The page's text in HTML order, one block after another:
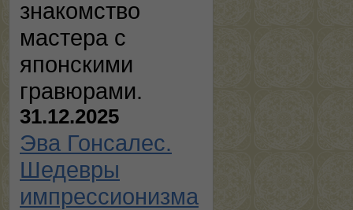
знакомство
мастера с
японскими
гравюрами.
31.12.2025
Эва Гонсалес.
Шедевры
импрессионизма